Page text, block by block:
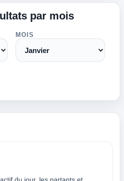
par mois
MOIS